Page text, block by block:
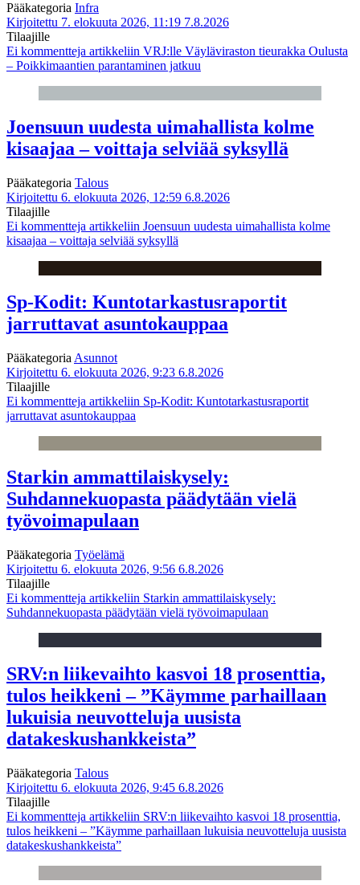
Pääkategoria Infra
Kirjoitettu 7. elokuuta 2026, 11:19 7.8.2026
Tilaajille
Ei kommentteja artikkeliin VRJ:lle Väyläviraston tieurakka Oulusta
– Poikkimaantien parantaminen jatkuu
Joensuun uudesta uimahallista kolme
kisaajaa – voittaja selviää syksyllä
Pääkategoria Talous
Kirjoitettu 6. elokuuta 2026, 12:59 6.8.2026
Tilaajille
Ei kommentteja artikkeliin Joensuun uudesta uimahallista kolme
kisaajaa – voittaja selviää syksyllä
Sp-Kodit: Kuntotarkastusraportit
jarruttavat asuntokauppaa
Pääkategoria Asunnot
Kirjoitettu 6. elokuuta 2026, 9:23 6.8.2026
Tilaajille
Ei kommentteja artikkeliin Sp-Kodit: Kuntotarkastusraportit
jarruttavat asuntokauppaa
Starkin ammattilaiskysely:
Suhdannekuopasta päädytään vielä
työvoimapulaan
Pääkategoria Työelämä
Kirjoitettu 6. elokuuta 2026, 9:56 6.8.2026
Tilaajille
Ei kommentteja artikkeliin Starkin ammattilaiskysely:
Suhdannekuopasta päädytään vielä työvoimapulaan
SRV:n liikevaihto kasvoi 18 prosenttia,
tulos heikkeni – ”Käymme parhaillaan
lukuisia neuvotteluja uusista
datakeskushankkeista”
Pääkategoria Talous
Kirjoitettu 6. elokuuta 2026, 9:45 6.8.2026
Tilaajille
Ei kommentteja artikkeliin SRV:n liikevaihto kasvoi 18 prosenttia,
tulos heikkeni – ”Käymme parhaillaan lukuisia neuvotteluja uusista
datakeskushankkeista”